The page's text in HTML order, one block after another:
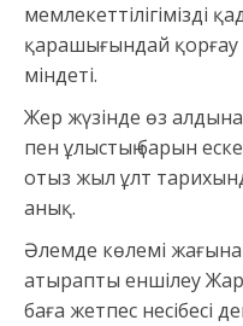
мемлекеттілігімізді
қарашығындай қорғау
міндеті.
Жер жүзінде өз
пен ұлыстың барын
отыз жыл ұлт
анық.
Әлемде көлемі
атырапты еншілеу
баға жетпес несібесі